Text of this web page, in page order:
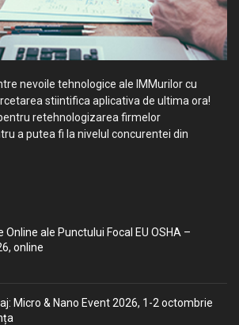
nevoile tehnologice ale IMMurilor cu
stiintifica aplicativa de ultima ora!
retehnologizarea firmelor
a putea fi la nivelul concurentei din
ale Punctului Focal EU OSHA –
online
Micro & Nano Event 2026, 1-2 octombrie